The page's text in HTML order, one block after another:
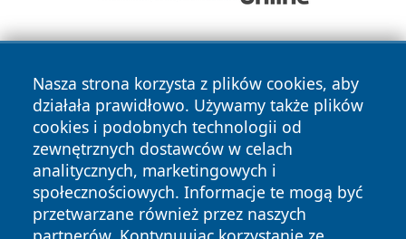
Nasza strona korzysta z plików cookies, aby
działała prawidłowo. Używamy także plików
cookies i podobnych technologii od
zewnętrznych dostawców w celach
analitycznych, marketingowych i
społecznościowych. Informacje te mogą być
przetwarzane również przez naszych
Copyright © 2026 przemyslonline.pl Wszystkie prawa
zastrzeżone.